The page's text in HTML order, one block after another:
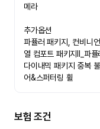
메라
추가옵션
파퓰러 패키지, 컨비니
열 컴포트 패키지Ⅱ_파
다이내믹 패키지 중복
어&스퍼터링 휠
보험 조건